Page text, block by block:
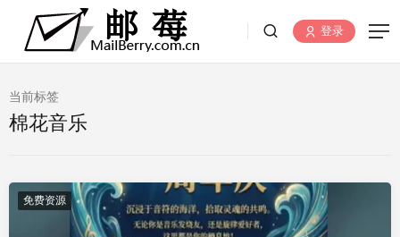
登录
当前标签
棉花音乐
免费资源